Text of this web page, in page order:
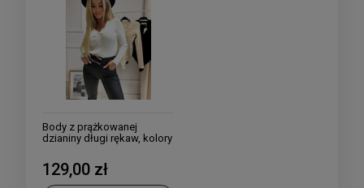
Body z prążkowanej
dzianiny długi rękaw, kolory
129,00 zł